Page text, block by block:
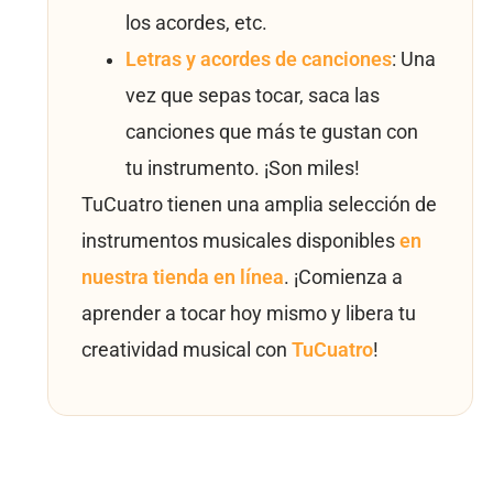
los acordes, etc.
Letras y acordes de canciones: Una
vez que sepas tocar, saca las
canciones que más te gustan con
tu instrumento. ¡Son miles!
TuCuatro tienen una amplia selección de
instrumentos musicales disponibles en
nuestra tienda en línea. ¡Comienza a
aprender a tocar hoy mismo y libera tu
creatividad musical con TuCuatro!